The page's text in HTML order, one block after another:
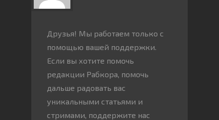
Друзья! Мы работаем только с
помощью вашей поддержки.
Если вы хотите помочь
редакции Рабкора, помочь
дальше радовать вас
уникальными статьями и
стримами, поддержите нас